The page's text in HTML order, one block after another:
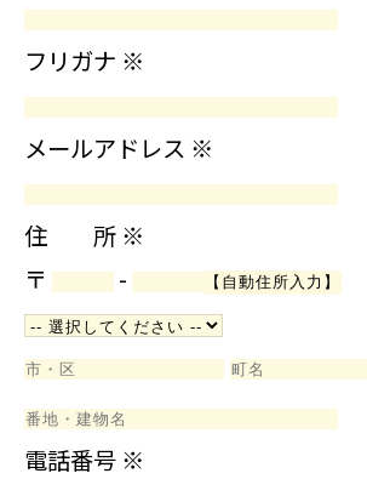
フリガナ ※
メールアドレス ※
住 所 ※
〒
-
電話番号 ※